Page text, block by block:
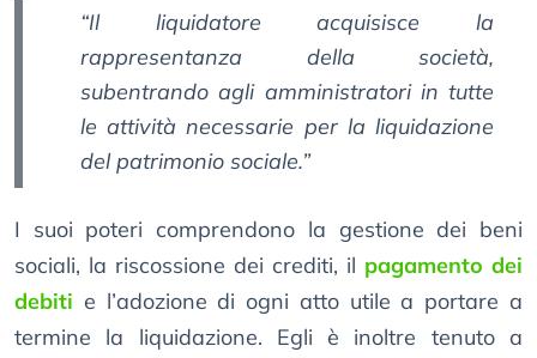
“Il liquidatore acquisisce la
rappresentanza della società,
subentrando agli amministratori in tutte
le attività necessarie per la liquidazione
del patrimonio sociale.”
I suoi poteri comprendono la gestione dei beni
sociali, la riscossione dei crediti, il pagamento dei
debiti e l’adozione di ogni atto utile a portare a
termine la liquidazione. Egli è inoltre tenuto a